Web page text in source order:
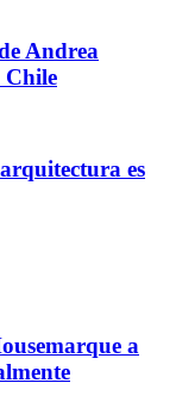
Andrea
Chile
es
a